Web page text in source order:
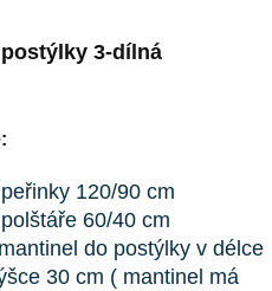
3-dílná
120/90 cm
60/40 cm
do postýlky v délce
30 cm ( mantinel má